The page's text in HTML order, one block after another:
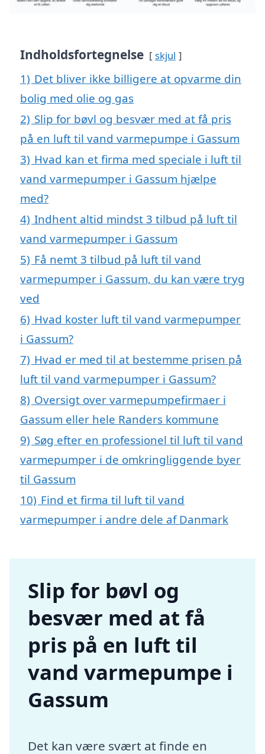
Indholdsfortegnelse skjul
1) Det bliver ikke billigere at opvarme din
bolig med olie og gas
2) Slip for bøvl og besvær med at få pris
på en luft til vand varmepumpe i Gassum
3) Hvad kan et firma med speciale i luft til
vand varmepumper i Gassum hjælpe
med?
4) Indhent altid mindst 3 tilbud på luft til
vand varmepumper i Gassum
5) Få nemt 3 tilbud på luft til vand
varmepumper i Gassum, du kan være tryg
ved
6) Hvad koster luft til vand varmepumper
i Gassum?
7) Hvad er med til at bestemme prisen på
luft til vand varmepumper i Gassum?
8) Oversigt over varmepumpefirmaer i
Gassum eller hele Randers kommune
9) Søg efter en professionel til luft til vand
varmepumper i de omkringliggende byer
til Gassum
10) Find et firma til luft til vand
varmepumper i andre dele af Danmark
Slip for bøvl og
besvær med at få
pris på en luft til
vand varmepumpe i
Gassum
Det kan være svært at finde en